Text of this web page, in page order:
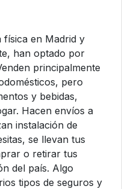
física en Madrid y
han optado por
principalmente
pero
y bebidas,
Hacen envíos a
instalación de
se llevan tus
o retirar tus
del país. Algo
tipos de seguros y